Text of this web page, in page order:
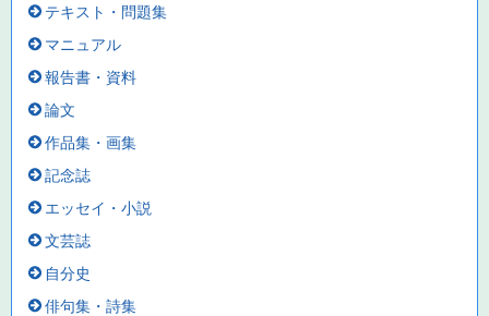
テキスト・問題集
マニュアル
報告書・資料
論文
作品集・画集
記念誌
エッセイ・小説
文芸誌
自分史
俳句集・詩集